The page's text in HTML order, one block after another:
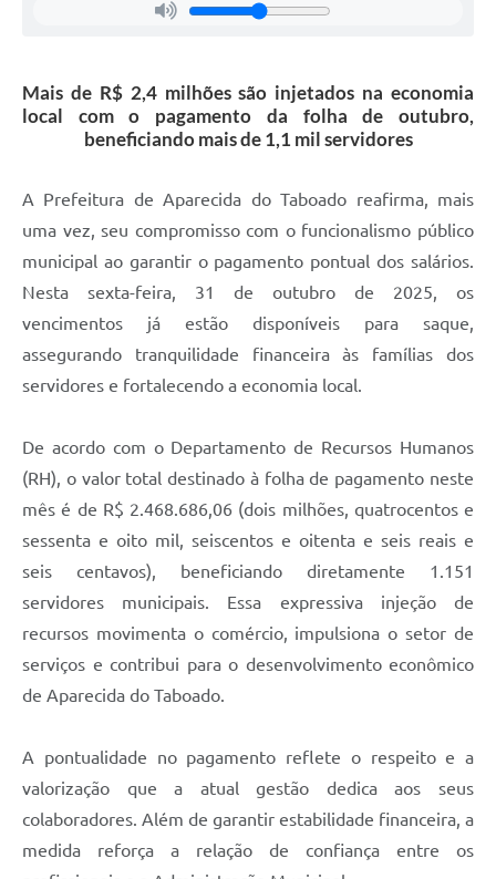
Mais de R$ 2,4 milhões são injetados na economia
local com o pagamento da folha de outubro,
beneficiando mais de 1,1 mil servidores
A Prefeitura de Aparecida do Taboado reafirma, mais
uma vez, seu compromisso com o funcionalismo público
municipal ao garantir o pagamento pontual dos salários.
Nesta sexta-feira, 31 de outubro de 2025, os
vencimentos já estão disponíveis para saque,
assegurando tranquilidade financeira às famílias dos
servidores e fortalecendo a economia local.
De acordo com o Departamento de Recursos Humanos
(RH), o valor total destinado à folha de pagamento neste
mês é de R$ 2.468.686,06 (dois milhões, quatrocentos e
sessenta e oito mil, seiscentos e oitenta e seis reais e
seis centavos), beneficiando diretamente 1.151
servidores municipais. Essa expressiva injeção de
recursos movimenta o comércio, impulsiona o setor de
serviços e contribui para o desenvolvimento econômico
de Aparecida do Taboado.
A pontualidade no pagamento reflete o respeito e a
valorização que a atual gestão dedica aos seus
colaboradores. Além de garantir estabilidade financeira, a
medida reforça a relação de confiança entre os